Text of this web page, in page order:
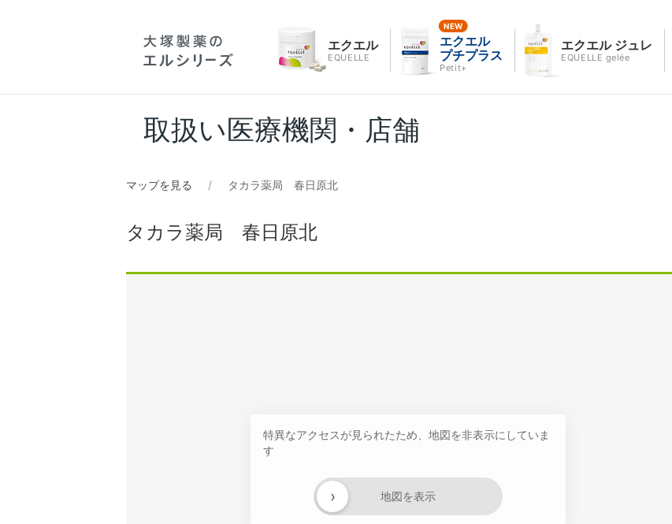
エクエル
EQUELLE
エクエル
プチプラス
Petit+
エクエル ジュレ
EQUELLE gelée
取扱い医療機関・店舗
マップを見る タカラ薬局 春日原北
タカラ薬局 春日原北
特異なアクセスが見られたため、地図を非表示にしていま
す
地図を表示
›